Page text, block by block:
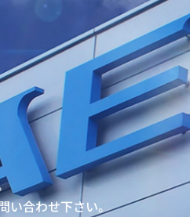
い合わせ下さい。